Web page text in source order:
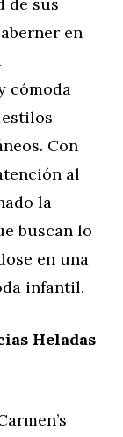
en
cómoda
Con
al
la
buscan lo
en una
infantil.
Heladas